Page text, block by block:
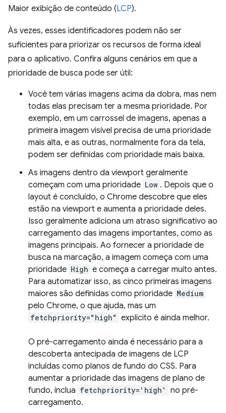
Maior exibição de conteúdo (LCP).
Às vezes, esses identificadores podem não ser
suficientes para priorizar os recursos de forma ideal
para o aplicativo. Confira alguns cenários em que a
prioridade de busca pode ser útil:
Você tem várias imagens acima da dobra, mas nem
todas elas precisam ter a mesma prioridade. Por
exemplo, em um carrossel de imagens, apenas a
primeira imagem visível precisa de uma prioridade
mais alta, e as outras, normalmente fora da tela,
podem ser definidas com prioridade mais baixa.
As imagens dentro da viewport geralmente
começam com uma prioridade Low . Depois que o
layout é concluído, o Chrome descobre que eles
estão na viewport e aumenta a prioridade deles.
Isso geralmente adiciona um atraso significativo ao
carregamento das imagens importantes, como as
imagens principais. Ao fornecer a prioridade de
busca na marcação, a imagem começa com uma
prioridade High e começa a carregar muito antes.
Para automatizar isso, as cinco primeiras imagens
maiores são definidas como prioridade Medium
pelo Chrome, o que ajuda, mas um
fetchpriority="high" explícito é ainda melhor.
O pré-carregamento ainda é necessário para a
descoberta antecipada de imagens de LCP
incluídas como planos de fundo do CSS. Para
aumentar a prioridade das imagens de plano de
fundo, inclua fetchpriority='high'
no pré-
carregamento.